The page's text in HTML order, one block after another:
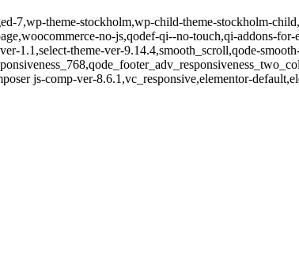
7,wp-theme-stockholm,wp-child-theme-stockholm-
no-js,qodef-qi--no-touch,qi-addons-
1.1,select-theme-ver-9.14.4,smooth_scroll,qode-
js-comp-ver-8.6.1,vc_responsive,elementor-